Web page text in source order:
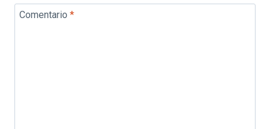
Comentario *